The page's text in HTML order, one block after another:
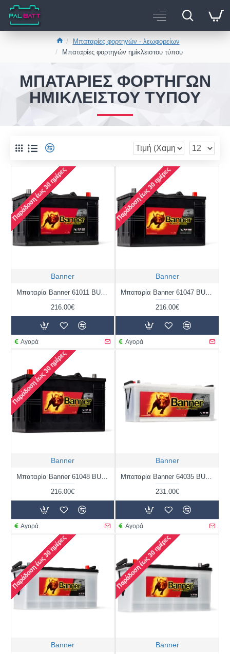
Μπαταρίες φορτηγών - λεωφορείων
Μπαταρίες φορτηγών ημίκλειστου τύπου
ΜΠΑΤΑΡΊΕΣ ΦΟΡΤΗΓΏΝ
ΗΜΊΚΛΕΙΣΤΟΥ ΤΎΠΟΥ
Παράδοση έως 30 ημέρες
Banner
Μπαταρία Banner 61011 BUFFALO BULL | 110AH / Volt:12 / EN:800 / Πολικότητα: Δεξιά το +
216.00€
Αγορά
Παράδοση έως 30 ημέρες
Banner
Μπαταρία Banner 61047 BUFFALO BULL | 110AH / Volt:12 / EN:800 / Πολικότητα: Δεξιά το +
216.00€
Αγορά
Παράδοση έως 30 ημέρες
Banner
Μπαταρία Banner 61048 BUFFALO BULL | 110AH / Volt:12 / EN:800 / Πολικότητα: Αριστερά το +
216.00€
Αγορά
Banner
Μπαταρία Banner 64035 BUFFALO BULL | 140AH / Volt:12 / EN:760 / Πολικότητα: Αριστερά το + (Πλάι)
231.00€
Αγορά
Παράδοση έως 30 ημέρες
Banner
Παράδοση έως 30 ημέρες
Banner